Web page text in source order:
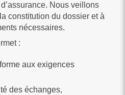
Nous veillons
constitution du dossier et à
nécessaires.
:
aux exigences
des échanges,